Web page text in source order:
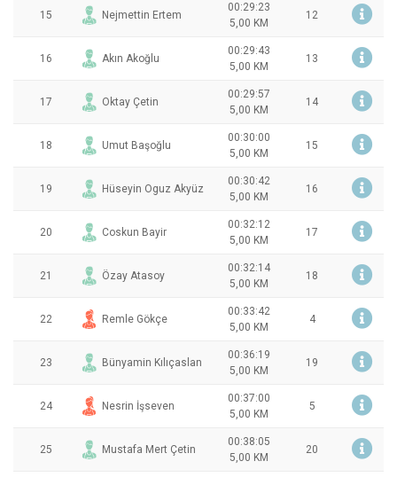
15 Nejmettin Ertem
00:29:23
5,00 KM
12
16 Akın Akoğlu
00:29:43
5,00 KM
13
17 Oktay Çetin
00:29:57
5,00 KM
14
18 Umut Başoğlu
00:30:00
5,00 KM
15
19 Hüseyin Oguz Akyüz
00:30:42
5,00 KM
16
20 Coskun Bayir
00:32:12
5,00 KM
17
21 Özay Atasoy
00:32:14
5,00 KM
18
22 Remle Gökçe
00:33:42
5,00 KM
4
23 Bünyamin Kılıçaslan
00:36:19
5,00 KM
19
24 Nesrin İşseven
00:37:00
5,00 KM
5
25 Mustafa Mert Çetin
00:38:05
5,00 KM
20